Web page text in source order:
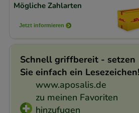
Mögliche Zahlarten
Jetzt informieren
Schnell griffbereit - setzen
Sie einfach ein Lesezeichen!
www.aposalis.de
zu meinen Favoriten
hinzufugen